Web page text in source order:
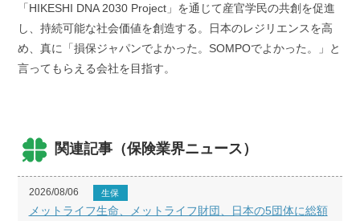
「HIKESHI DNA 2030 Project」を通じて産官学民の共創を促進
し、持続可能な社会価値を創造する。日本のレジリエンスを高
め、真に「損保ジャパンでよかった。SOMPOでよかった。」と
言ってもらえる会社を目指す。
関連記事（保険業界ニュース）
2026/08/06 生保
メットライフ生命、メットライフ財団、日本の5団体に総額